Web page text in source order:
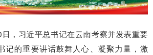
，习近平总书记在云南考察并发表重要
记的重要讲话鼓舞人心、凝聚力量，激